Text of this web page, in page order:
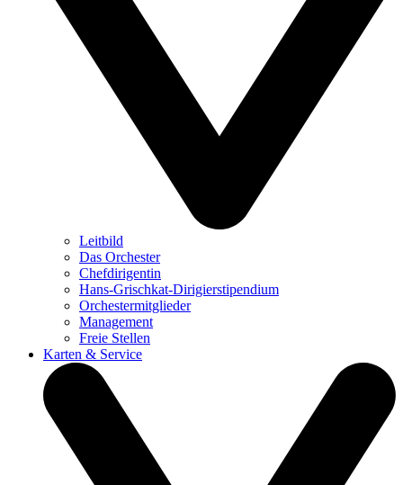
Leitbild
Das Orchester
Chefdirigentin
Hans-Grischkat-Dirigierstipendium
Orchestermitglieder
Management
Freie Stellen
Karten & Service